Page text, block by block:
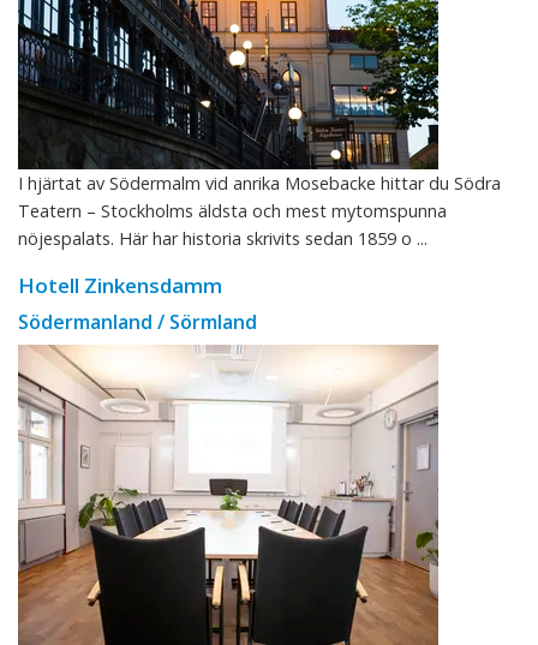
I hjärtat av Södermalm vid anrika Mosebacke hittar du Södra
Teatern – Stockholms äldsta och mest mytomspunna
nöjespalats. Här har historia skrivits sedan 1859 o ...
Hotell Zinkensdamm
Södermanland / Sörmland